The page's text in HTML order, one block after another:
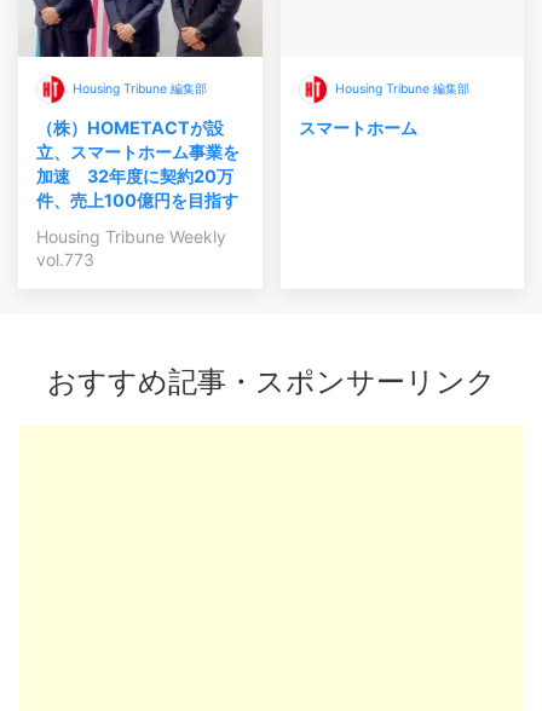
Housing Tribune 編集部
（株）HOMETACTが設
立、スマートホーム事業を
加速 32年度に契約20万
件、売上100億円を目指す
Housing Tribune Weekly
vol.773
Housing Tribune 編集部
スマートホーム
おすすめ記事・スポンサーリンク